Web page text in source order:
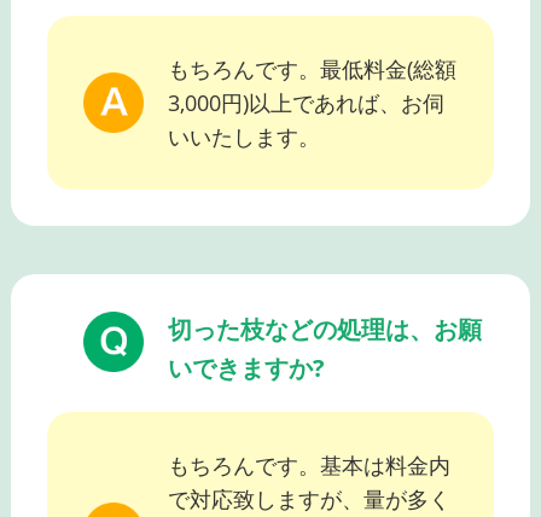
もちろんです。最低料金(総額
3,000円)以上であれば、お伺
いいたします。
切った枝などの処理は、お願
いできますか?
もちろんです。基本は料金内
で対応致しますが、量が多く